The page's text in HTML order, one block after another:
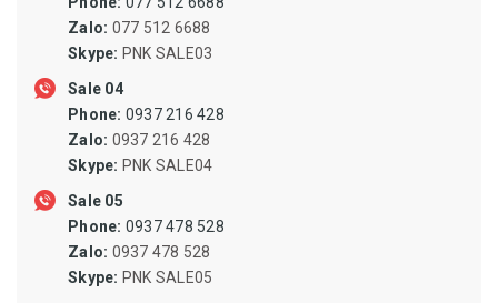
QUẠT CÔNG NGHIỆP, QUẠT LY TÂM
SIN PHỐT, PHỐT CHỊU NHIỆT, ORING CHỊU NHIỆT
NAM CHÂM DẠNG THANH, NAM CHÂM DẠNG CUỘN, NAM
CHÂM DẠNG ỐNG
MŨI KHOAN TARO DOA PHAY TIỆN MÀI DŨA MŨI VÍT ĐẦU
MĂNG RANH
MÁY KHOAN, MÁY PHAY, MÁY MÀI, MÁY CHÀ NHÁM, MÁY BẮT
ỐC VÍT
ĐÁ CẮT,MÀI,CÀ LEM,NHÁM NỈ ĐÁNH BÓNG,BÁNH CHÉN CƯỚC
Zalo: 077 512 6688
Skype: PNK SALE03
Sale 04
Phone: 0937 216 428
Zalo: 0937 216 428
Skype: PNK SALE04
Sale 05
Phone: 0937 478 528
Zalo: 0937 478 528
Skype: PNK SALE05